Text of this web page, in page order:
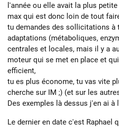
l'année ou elle avait la plus
max qui est donc loin de tout
tu demandes des sollicitations à
adaptations (métaboliques,
centrales et locales, mais il y a
moteur qui se met en place et
efficient,
tu es plus économe, tu vas vite
cherche sur IM ;) (et sur les
Des exemples là dessus j'en ai à
Le dernier en date c'est Raphael